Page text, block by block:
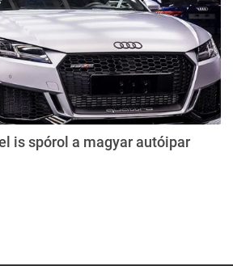
is spórol a magyar autóipar